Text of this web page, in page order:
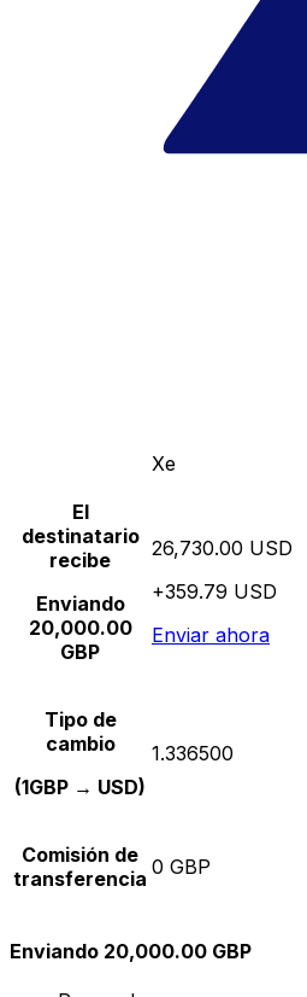
Xe
El
destinatario
recibe
Enviando
20,000.00
GBP
26,730.00 USD
+359.79 USD
Enviar ahora
Tipo de
cambio
(1GBP → USD)
1.336500
Comisión de
transferencia 0 GBP
Enviando 20,000.00 GBP